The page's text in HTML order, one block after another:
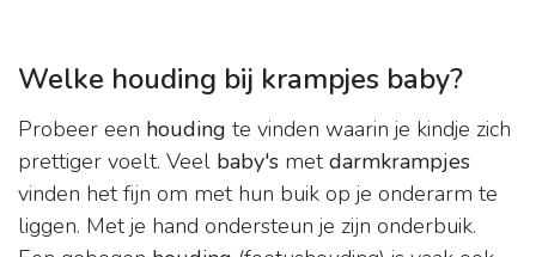
Welke houding bij krampjes baby?
Probeer een houding te vinden waarin je kindje zich
prettiger voelt. Veel baby's metdarmkrampjes
vinden het fijn om met hun buik op je onderarm te
liggen. Met je hand ondersteun je zijn onderbuik.